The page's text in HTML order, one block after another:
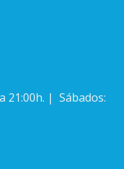
21:00h. | Sábados: